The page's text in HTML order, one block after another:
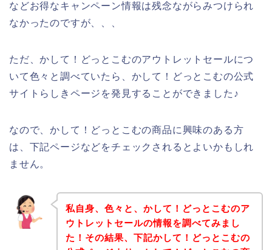
などお得なキャンペーン情報は残念ながらみつけられ
なかったのですが、、、
ただ、かして！どっとこむのアウトレットセールにつ
いて色々と調べていたら、かして！どっとこむの公式
サイトらしきページを発見することができました♪
なので、かして！どっとこむの商品に興味のある方
は、下記ページなどをチェックされるとよいかもしれ
ません。
私自身、色々と、かして！どっとこむのア
ウトレットセールの情報を調べてみまし
た！その結果、下記かして！どっとこむの